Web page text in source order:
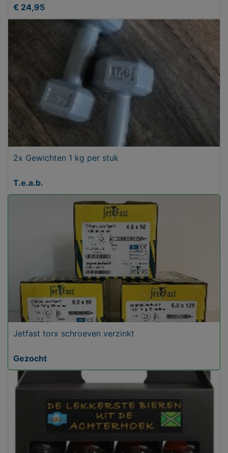
€ 24,95
2x Gewichten 1 kg per stuk
T.e.a.b.
Jetfast torx schroeven verzinkt
Gezocht